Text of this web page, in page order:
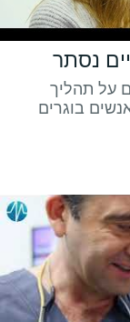
נסתר
על תהליך
בוגרים